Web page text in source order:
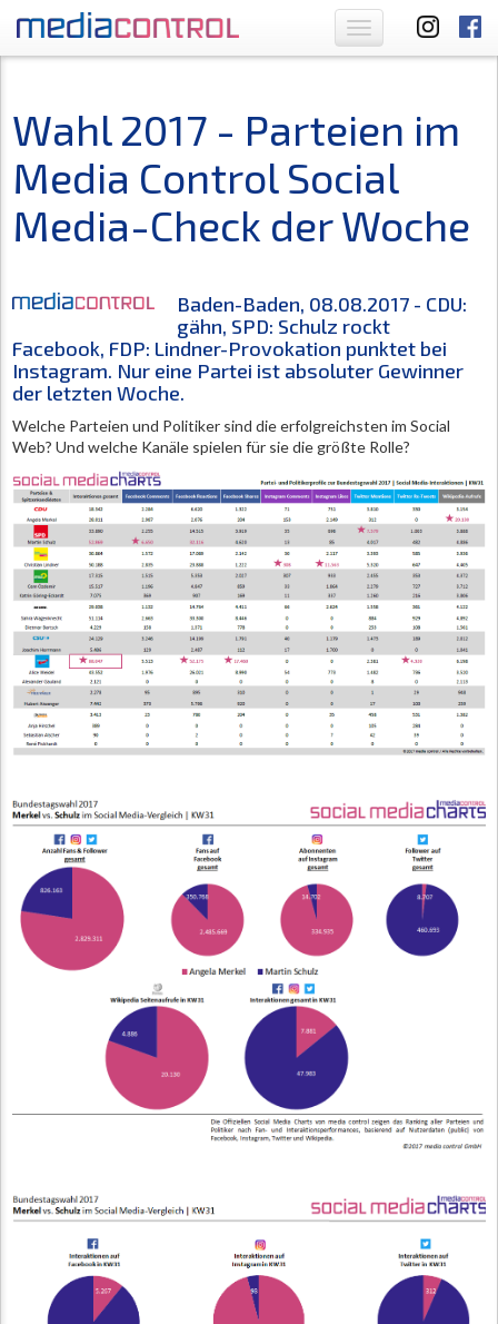
Toggle
navigation
Wahl 2017 - Parteien im
Media Control Social
Media-Check der Woche
Baden-Baden, 08.08.2017 - CDU:
gähn, SPD: Schulz rockt
Facebook, FDP: Lindner-Provokation punktet bei
Instagram. Nur eine Partei ist absoluter Gewinner
der letzten Woche.
Welche Parteien und Politiker sind die erfolgreichsten im Social
Web? Und welche Kanäle spielen für sie die größte Rolle?